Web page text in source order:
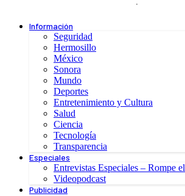
Información
Seguridad
Hermosillo
México
Sonora
Mundo
Deportes
Entretenimiento y Cultura
Salud
Ciencia
Tecnología
Transparencia
Especiales
Entrevistas Especiales – Rompe
Videopodcast
Publicidad